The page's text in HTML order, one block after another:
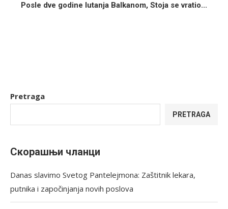
Posle dve godine lutanja Balkanom, Stoja se vratio...
Pretraga
PRETRAGA
Скорашњи чланци
Danas slavimo Svetog Pantelejmona: Zaštitnik lekara,
putnika i započinjanja novih poslova